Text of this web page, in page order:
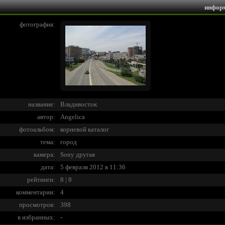
фотография:
название:
Владивосток
автор:
Angelica
фотоальбом:
корневой каталог
тема:
город
камера:
Sony другая
дата:
5 февраля 2012 в 11:36
рейтинги:
8 | 8
комментарии:
4
просмотров:
398
в избранных:
-